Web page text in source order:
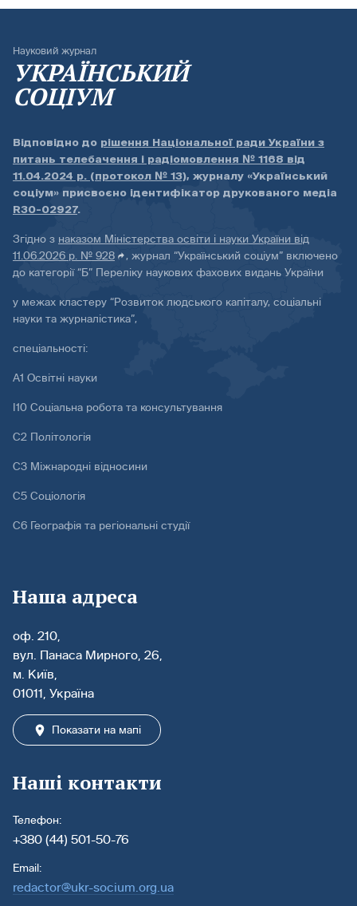
Науковий журнал
УКРАЇНСЬКИЙ
СОЦІУМ
Відповідно до рішення Національної ради України з
питань телебачення і радіомовлення № 1168 від
11.04.2024 р. (протокол № 13), журналу «Український
соціум» присвоєно ідентифікатор друкованого медіа
R30-02927.
Згідно з наказом Міністерства освіти і науки України від
11.06.2026 р. № 928
, журнал “Український соціум” включено
до категорії “Б” Переліку наукових фахових видань України
у межах кластеру “Розвиток людського капіталу, соціальні
науки та журналістика”,
спеціальності:
А1 Освітні науки
І10 Соціальна робота та консультування
С2 Політологія
С3 Міжнародні відносини
С5 Соціологія
С6 Географія та регіональні студії
Наша адреса
оф. 210,
вул. Панаса Мирного, 26,
м. Київ,
01011, Україна
Показати на мапі
Наші контакти
Телефон:
+380 (44) 501-50-76
Email:
redactor@ukr-socium.org.ua